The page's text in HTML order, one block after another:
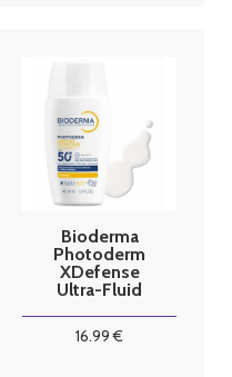
Bioderma
Photoderm
XDefense
Ultra-Fluid
16.99 €